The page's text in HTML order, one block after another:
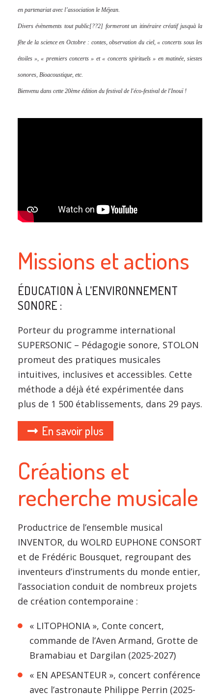
en partenariat avec l’association le Méjean.
Divers évènements tout public[??2] formeront un itinéraire créatif jusquà la
fête de la science en Octobre : contes, observation du ciel, « concerts sous les
étoiles », « premiers concerts » et « concerts spirituels » en matinée, siestes
sonores, Bioacoustique, etc.
Bienvenu dans cette 20ème édition du festival de l'éco-festival de l'Inouï !
Missions et actions
ÉDUCATION À L’ENVIRONNEMENT
SONORE :
Porteur du programme international
SUPERSONIC – Pédagogie sonore, STOLON
promeut des pratiques musicales
intuitives, inclusives et accessibles. Cette
méthode a déjà été expérimentée dans
plus de 1 500 établissements, dans 29 pays.
En savoir plus
Créations et
recherche musicale
Productrice de l’ensemble musical
INVENTOR, du WOLRD EUPHONE CONSORT
et de Frédéric Bousquet, regroupant des
inventeurs d’instruments du monde entier,
l’association conduit de nombreux projets
de création contemporaine :
« LITOPHONIA », Conte concert,
commande de l’Aven Armand, Grotte de
Bramabiau et Dargilan (2025-2027)
« EN APESANTEUR », concert conférence
avec l’astronaute Philippe Perrin (2025-